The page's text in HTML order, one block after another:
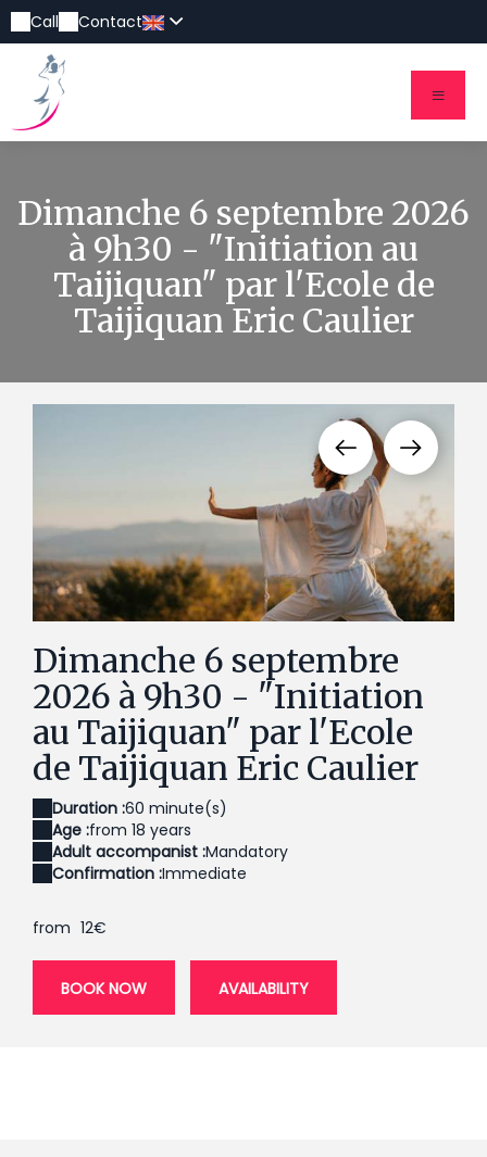
Call Contact
Dimanche 6 septembre 2026
à 9h30 - "Initiation au
Taijiquan" par l'Ecole de
Taijiquan Eric Caulier
06.09.2026 - Initiation au taijiquan (1)
Dimanche 6 septembre
2026 à 9h30 - "Initiation
au Taijiquan" par l'Ecole
de Taijiquan Eric Caulier
Duration :60 minute(s)
Age :from 18 years
Adult accompanist :Mandatory
Confirmation :Immediate
from 12€
BOOK NOW AVAILABILITY